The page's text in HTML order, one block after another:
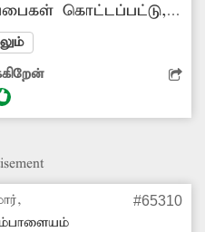
கொட்டப்பட்டு,
இதனால் அந்த
உடல் நல
இதன் காரணமாக
அங்கு
#65310